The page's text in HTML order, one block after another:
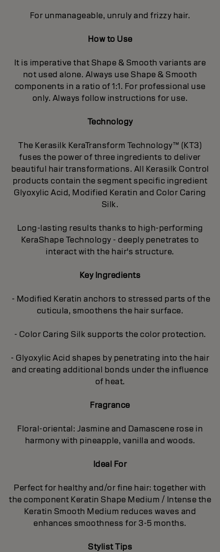
For unmanageable, unruly and frizzy hair.
How to Use
It is imperative that Shape & Smooth variants are
not used alone. Always use Shape & Smooth
components in a ratio of 1:1. For professional use
only. Always follow instructions for use.
Technology
The Kerasilk KeraTransform Technology™ (KT3)
fuses the power of three ingredients to deliver
beautiful hair transformations. All Kerasilk Control
products contain the segment specific ingredient
Glyoxylic Acid, Modified Keratin and Color Caring
Silk.
Long-lasting results thanks to high-performing
KeraShape Technology - deeply penetrates to
interact with the hair's structure.
Key Ingredients
- Modified Keratin anchors to stressed parts of the
cuticula, smoothens the hair surface.
- Color Caring Silk supports the color protection.
- Glyoxylic Acid shapes by penetrating into the hair
and creating additional bonds under the influence
of heat.
Fragrance
Floral-oriental: Jasmine and Damascene rose in
harmony with pineapple, vanilla and woods.
Ideal For
Perfect for healthy and/or fine hair: together with
the component Keratin Shape Medium / Intense the
Keratin Smooth Medium reduces waves and
enhances smoothness for 3-5 months.
Stylist Tips